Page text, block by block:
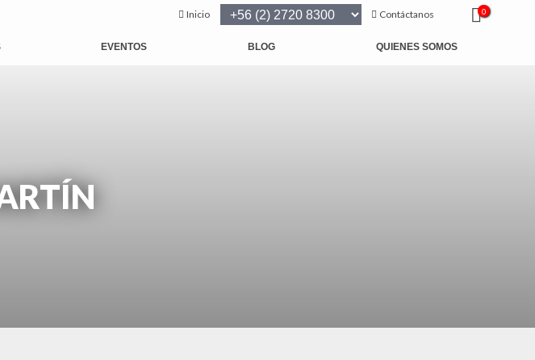
Inicio Contáctanos 0
EVENTOS BLOG QUIENES SOMOS